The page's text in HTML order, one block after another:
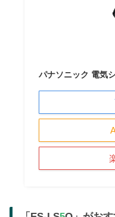
パナソニック 電気